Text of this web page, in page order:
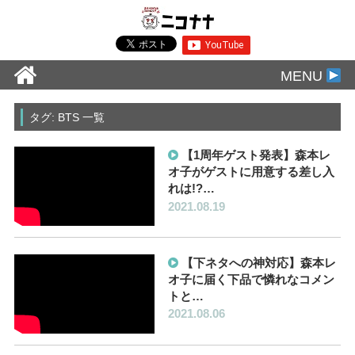
MENU
タグ: BTS 一覧
【1周年ゲスト発表】森本レ
オ子がゲストに用意する差し入
れは!?…
2021.08.19
【下ネタへの神対応】森本レ
オ子に届く下品で憐れなコメン
トと…
2021.08.06